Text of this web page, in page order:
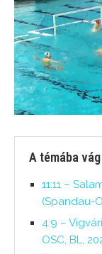
A témába vág
11:11 –
(Spandau-
4:9 –
OSC, BL,